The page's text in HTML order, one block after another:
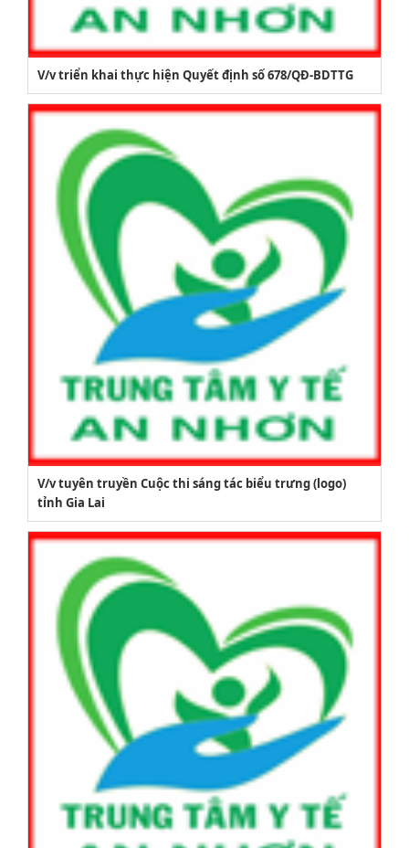
V/v triển khai thực hiện Quyết định số 678/QĐ-BDTTG
V/v tuyên truyền Cuộc thi sáng tác biểu trưng (logo)
tỉnh Gia Lai